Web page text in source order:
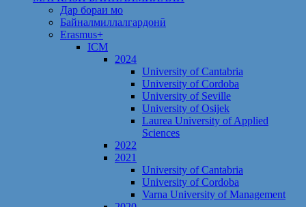
Дар бораи мо
Байналмиллалгардонӣ
Erasmus+
ICM
2024
University of Cantabria
University of Cordoba
University of Seville
University of Osijek
Laurea University of Applied
Sciences
2022
2021
University of Cantabria
University of Cordoba
Varna University of Management